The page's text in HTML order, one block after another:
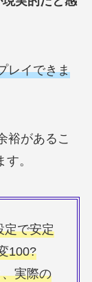
レイできま
裕があるこ
。
定で安定
100?
実際の